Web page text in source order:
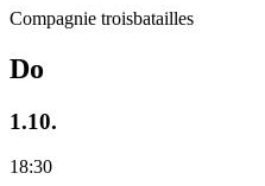
Compagnie troisbatailles
Do
1.10.
18:30